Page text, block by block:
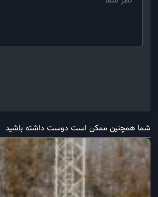
شما همچنین ممکن است دوست داشته باشید